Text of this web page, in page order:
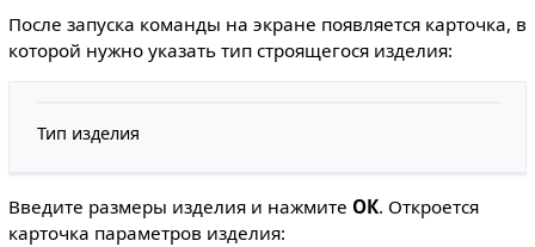
После запуска команды на экране появляется карточка, в
которой нужно указать тип строящегося изделия:
Тип изделия
Введите размеры изделия и нажмите ОК. Откроется
карточка параметров изделия: